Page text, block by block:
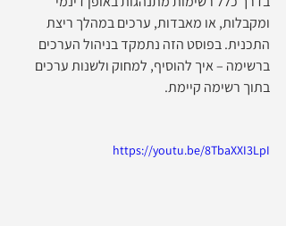
ומקבלות, או מאבדות, ערכים במהלך ריצת
התכנית. בפוסט הזה נתמקד בניהול הערכים
ברשימה – איך להוסיף, למחוק ולשנות ערכים
בתוך רשימה קיימת.
https://youtu.be/8TbaXXI3LpI